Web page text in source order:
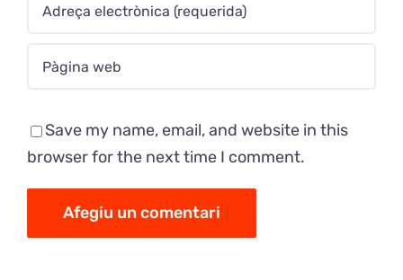
Save my name, email, and website in this
browser for the next time I comment.